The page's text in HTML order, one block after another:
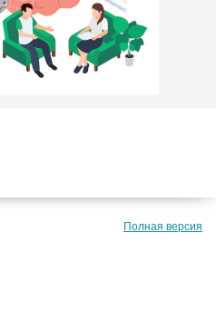
Полная версия